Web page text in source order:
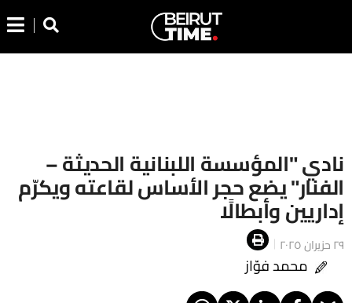
نادي "المؤسسة اللبنانية الحديثة –
الفنار" يضع حجر الأساس لقاعته ويكرّم
إداريين وأبطالًا
٢٩ حزيران ٢٠٢٥
محمد فوّاز